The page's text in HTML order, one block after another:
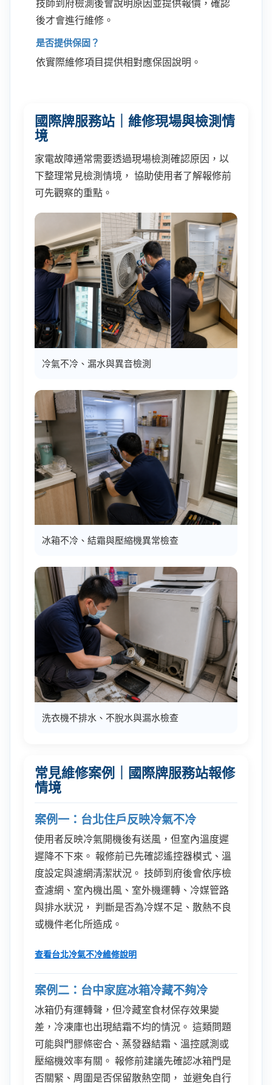
技師到府檢測後會說明原因並提供報價，確認
後才會進行維修。
是否提供保固？
依實際維修項目提供相對應保固說明。
國際牌服務站｜維修現場與檢測情
境
家電故障通常需要透過現場檢測確認原因，以
下整理常見檢測情境， 協助使用者了解報修前
可先觀察的重點。
冷氣不冷、漏水與異音檢測
冰箱不冷、結霜與壓縮機異常檢查
洗衣機不排水、不脫水與漏水檢查
常見維修案例｜國際牌服務站報修
情境
案例一：台北住戶反映冷氣不冷
使用者反映冷氣開機後有送風，但室內溫度遲
遲降不下來。 報修前已先確認遙控器模式、溫
度設定與濾網清潔狀況。 技師到府後會依序檢
查濾網、室內機出風、室外機運轉、冷媒管路
與排水狀況， 判斷是否為冷媒不足、散熱不良
或機件老化所造成。
查看台北冷氣不冷維修說明
案例二：台中家庭冰箱冷藏不夠冷
冰箱仍有運轉聲，但冷藏室食材保存效果變
差，冷凍庫也出現結霜不均的情況。 這類問題
可能與門膠條密合、蒸發器結霜、溫控感測或
壓縮機效率有關。 報修前建議先確認冰箱門是
否關緊、周圍是否保留散熱空間， 並避免自行